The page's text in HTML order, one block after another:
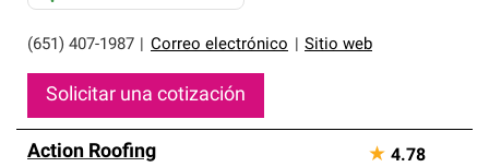
(651) 407-1987 Correo electrónico Sitio web
Solicitar una cotización
Action Roofing ★ 4.78